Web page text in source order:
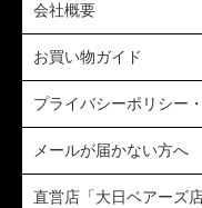
会社概要
お買い物ガイド
プライバシーポリシー
メールが届かない方へ
直営店「大日ベアーズ店